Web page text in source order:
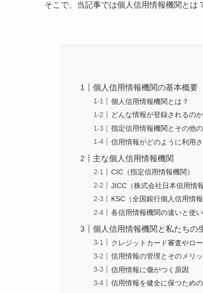
そこで、当記事では個人信用情報機関とは
個人信用情報機関の基本概要
個人信用情報機関とは？
どんな情報が登録されるのか
指定信用情報機関とその他
信用情報がどのように利用
主な個人信用情報機関
CIC（指定信用情報機関）
JICC（株式会社日本信用情
KSC（全国銀行個人信用情報
各信用情報機関の違いと使
個人信用情報機関と私たちの
クレジットカード審査やロ
信用情報の管理とそのメリッ
信用情報に傷がつく原因
信用情報を健全に保つため